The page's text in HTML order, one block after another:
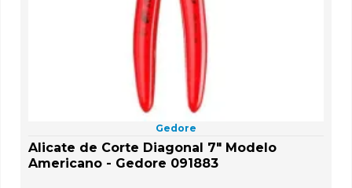
Gedore
Alicate de Corte Diagonal 7" Modelo
Americano - Gedore 091883